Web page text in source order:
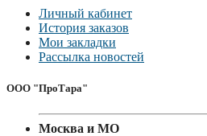
Личный кабинет
История заказов
Мои закладки
Рассылка новостей
ООО "ПроТара"
Москва и МО